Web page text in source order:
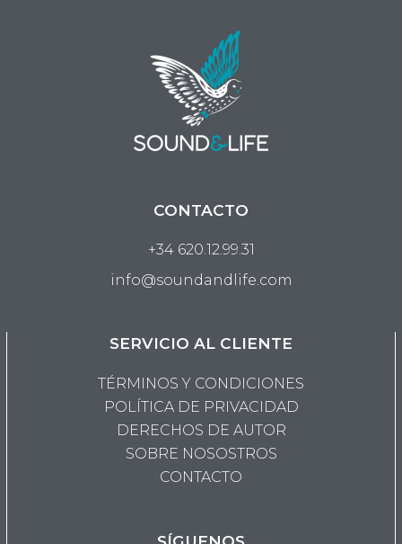
CONTACTO
+34 620.12.99.31
info@soundandlife.com
SERVICIO AL CLIENTE
TÉRMINOS Y CONDICIONES
POLÍTICA DE PRIVACIDAD
DERECHOS DE AUTOR
SOBRE NOSOSTROS
CONTACTO